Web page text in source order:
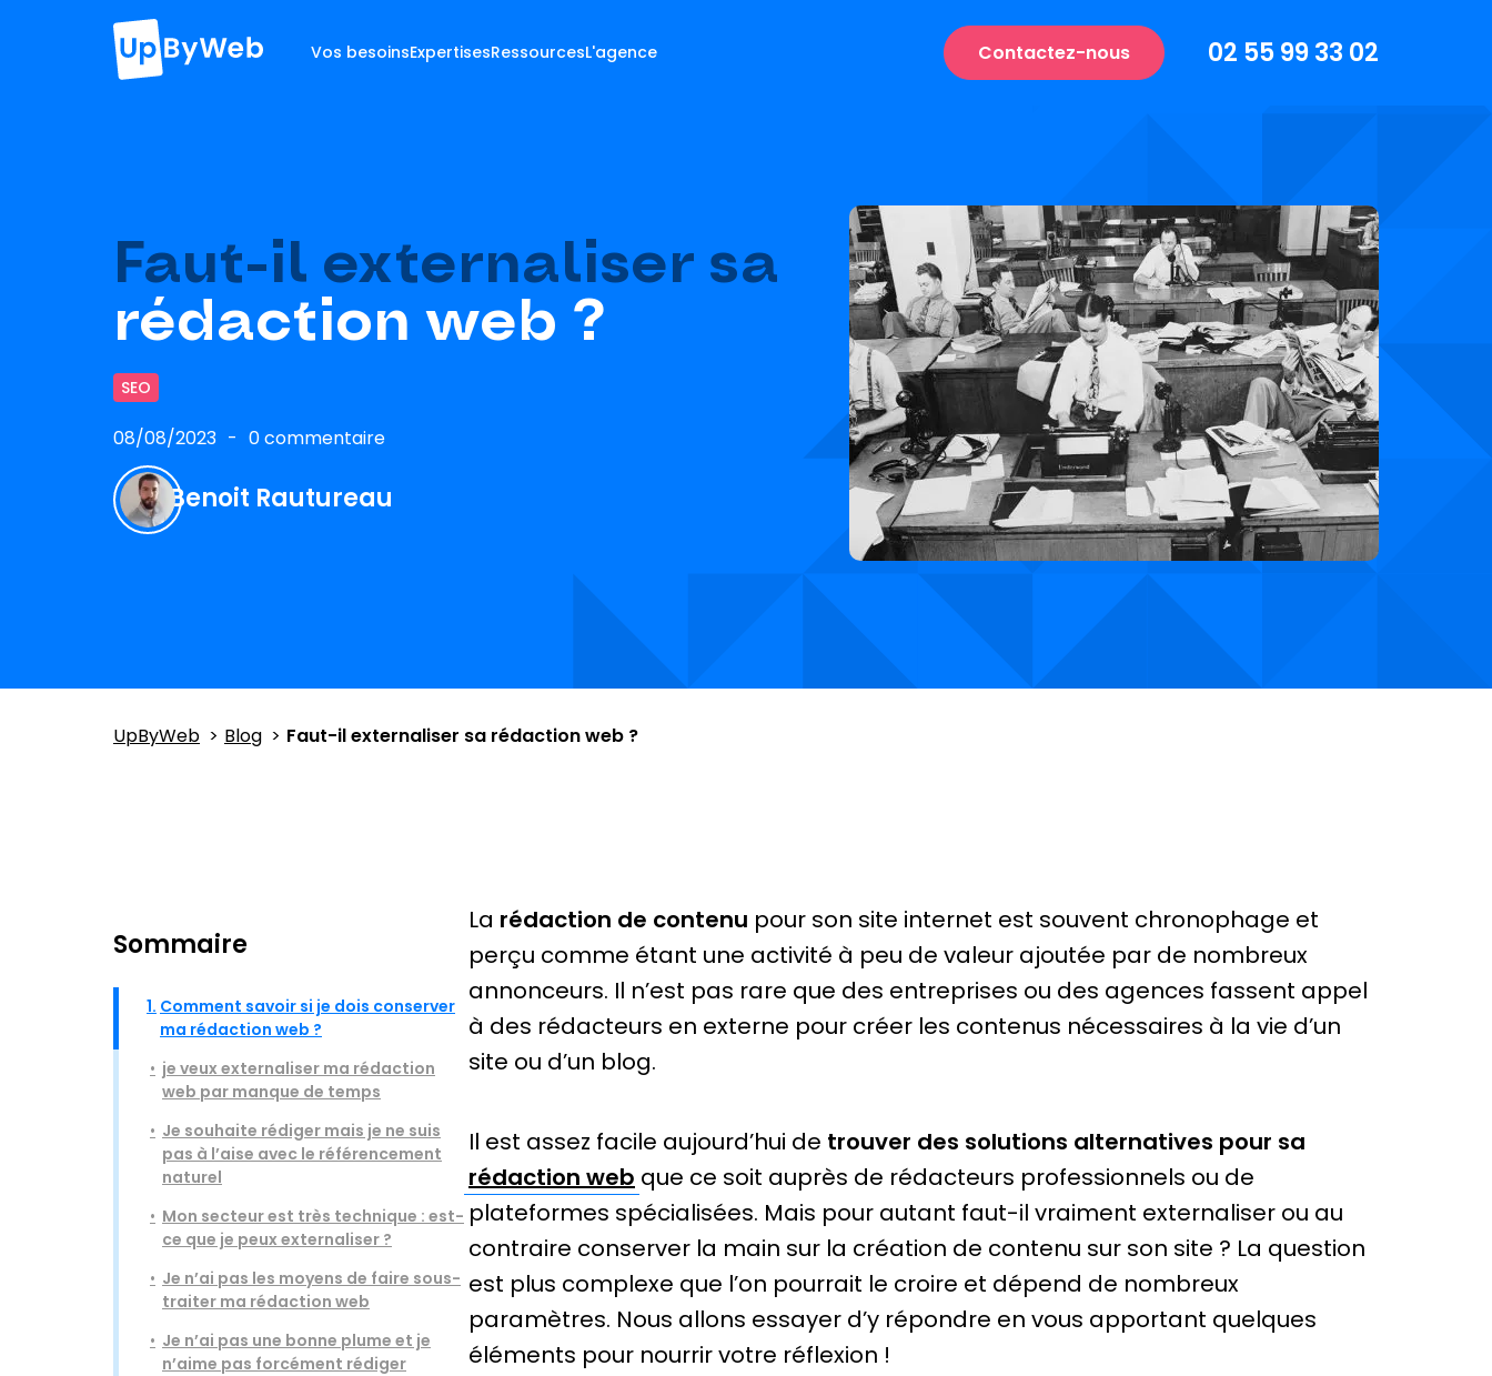
Vos besoinsExpertisesRessourcesL'agence Contactez-nous 02 55 99 33 02
Faut-il externaliser sa
rédaction web ?
SEO
08/08/2023 0 commentaire
Benoit Rautureau
UpByWeb Blog Faut-il externaliser sa rédaction web ?
Sommaire
1. Comment savoir si je dois conserver
ma rédaction web ?
je veux externaliser ma rédaction
web par manque de temps
Je souhaite rédiger mais je ne suis
pas à l’aise avec le référencement
naturel
Mon secteur est très technique : est-
ce que je peux externaliser ?
Je n’ai pas les moyens de faire sous-
traiter ma rédaction web
Je n’ai pas une bonne plume et je
n’aime pas forcément rédiger
La rédaction de contenu pour son site internet est souvent chronophage et
perçu comme étant une activité à peu de valeur ajoutée par de nombreux
annonceurs. Il n’est pas rare que des entreprises ou des agences fassent appel
à des rédacteurs en externe pour créer les contenus nécessaires à la vie d’un
site ou d’un blog.
Il est assez facile aujourd’hui de trouver des solutions alternatives pour sa
rédaction web que ce soit auprès de rédacteurs professionnels ou de
plateformes spécialisées. Mais pour autant faut-il vraiment externaliser ou au
contraire conserver la main sur la création de contenu sur son site ? La question
est plus complexe que l’on pourrait le croire et dépend de nombreux
paramètres. Nous allons essayer d’y répondre en vous apportant quelques
éléments pour nourrir votre réflexion !